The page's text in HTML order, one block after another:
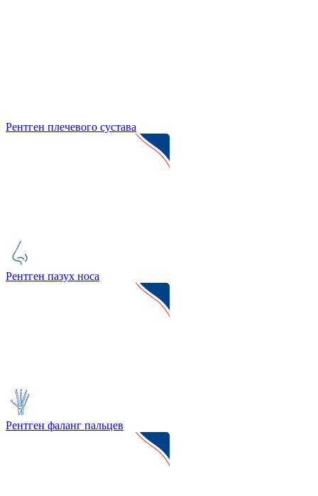
Рентген плечевого сустава
Рентген пазух носа
Рентген фаланг пальцев